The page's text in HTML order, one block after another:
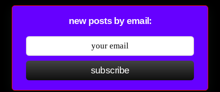
new posts by email:
subscribe